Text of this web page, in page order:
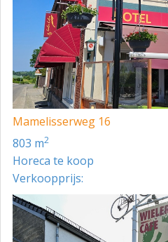
Mamelisserweg 16
803 m2
Horeca te koop
Verkoopprijs: